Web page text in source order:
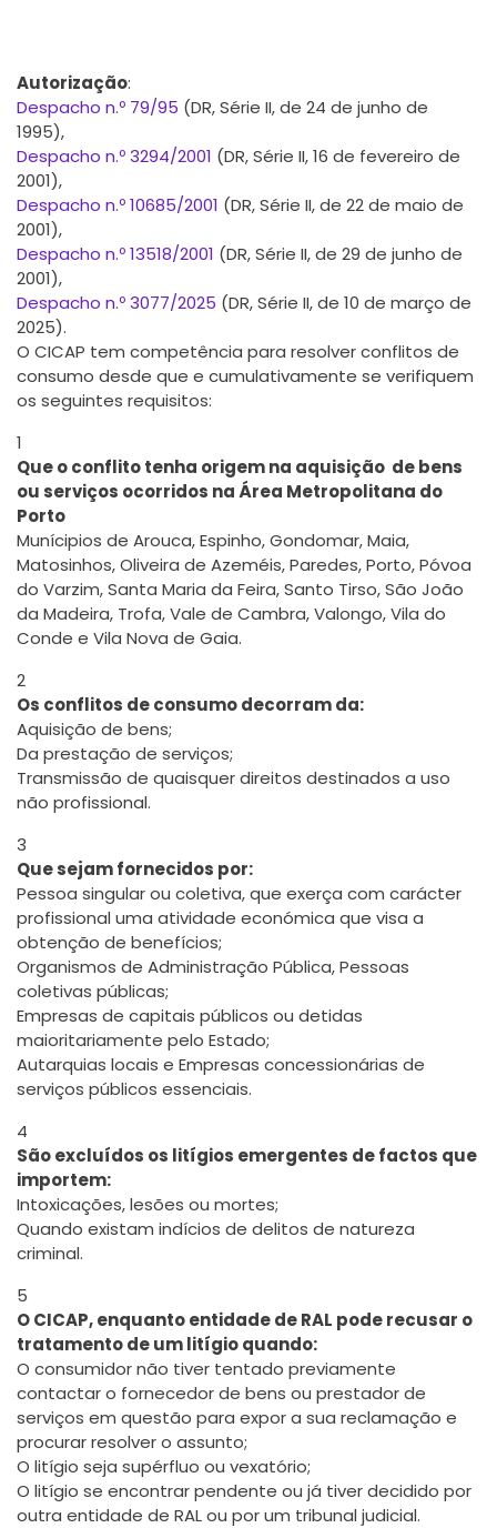
Autorização:
Despacho n.º 79/95 (DR, Série II, de 24 de junho de
1995),
Despacho n.º 3294/2001 (DR, Série II, 16 de fevereiro de
2001),
Despacho n.º 10685/2001 (DR, Série II, de 22 de maio de
2001),
Despacho n.º 13518/2001 (DR, Série II, de 29 de junho de
2001),
Despacho n.º 3077/2025 (DR, Série II, de 10 de março de
2025).
O CICAP tem competência para resolver conflitos de
consumo desde que e cumulativamente se verifiquem
os seguintes requisitos:
1
Que o conflito tenha origem na aquisição de bens
ou serviços ocorridos na Área Metropolitana do
Porto
Munícipios de Arouca, Espinho, Gondomar, Maia,
Matosinhos, Oliveira de Azeméis, Paredes, Porto, Póvoa
do Varzim, Santa Maria da Feira, Santo Tirso, São João
da Madeira, Trofa, Vale de Cambra, Valongo, Vila do
Conde e Vila Nova de Gaia.
2
Os conflitos de consumo decorram da:
Aquisição de bens;
Da prestação de serviços;
Transmissão de quaisquer direitos destinados a uso
não profissional.
3
Que sejam fornecidos por:
Pessoa singular ou coletiva, que exerça com carácter
profissional uma atividade económica que visa a
obtenção de benefícios;
Organismos de Administração Pública, Pessoas
coletivas públicas;
Empresas de capitais públicos ou detidas
maioritariamente pelo Estado;
Autarquias locais e Empresas concessionárias de
serviços públicos essenciais.
4
São excluídos os litígios emergentes de factos que
importem:
Intoxicações, lesões ou mortes;
Quando existam indícios de delitos de natureza
criminal.
5
O CICAP, enquanto entidade de RAL pode recusar o
tratamento de um litígio quando:
O consumidor não tiver tentado previamente
contactar o fornecedor de bens ou prestador de
serviços em questão para expor a sua reclamação e
procurar resolver o assunto;
O litígio seja supérfluo ou vexatório;
O litígio se encontrar pendente ou já tiver decidido por
outra entidade de RAL ou por um tribunal judicial.